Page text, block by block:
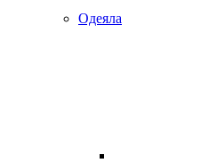
Одеяла